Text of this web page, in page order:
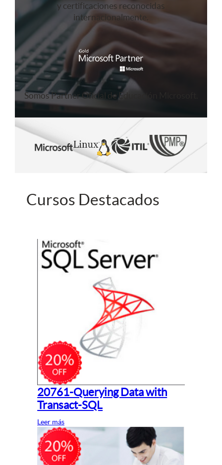
y certificaciones reconocidas
internacionalmente.
Somos Partner Oficial de Educación Microsoft.
Cursos Destacados
20761-Querying Data with
Transact-SQL
Leer más